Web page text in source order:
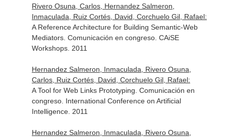
Rivero Osuna, Carlos, Hernandez Salmeron,
Inmaculada, Ruiz Cortés, David, Corchuelo Gil, Rafael:
A Reference Architecture for Building Semantic-Web
Mediators. Comunicación en congreso. CAiSE
Workshops. 2011
Hernandez Salmeron, Inmaculada, Rivero Osuna,
Carlos, Ruiz Cortés, David, Corchuelo Gil, Rafael:
A Tool for Web Links Prototyping. Comunicación en
congreso. International Conference on Artificial
Intelligence. 2011
Hernandez Salmeron, Inmaculada, Rivero Osuna,